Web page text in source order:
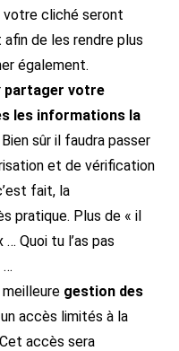
votre cliché seront
de les rendre plus
également.
partager votre
les informations la
Bien sûr il faudra passer
et de vérification
fait, la
pratique. Plus de « il
Quoi tu l’as pas
…
gestion des
accès limités à la
accès sera